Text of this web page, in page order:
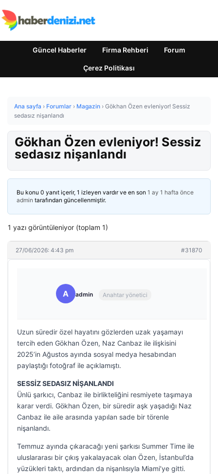
Güncel Haberler Firma Rehberi Forum
Çerez Politikası
Ana sayfa › Forumlar › Magazin › Gökhan Özen evleniyor! Sessiz
sedasız nişanlandı
Gökhan Özen evleniyor! Sessiz
sedasız nişanlandı
Bu konu 0 yanıt içerir, 1 izleyen vardır ve en son 1 ay 1 hafta önce
admin tarafından güncellenmiştir.
1 yazı görüntüleniyor (toplam 1)
27/06/2026: 4:43 pm #31870
A admin Anahtar yönetici
Uzun süredir özel hayatını gözlerden uzak yaşamayı
tercih eden Gökhan Özen, Naz Canbaz ile ilişkisini
2025’in Ağustos ayında sosyal medya hesabından
paylaştığı fotoğraf ile açıklamıştı.
SESSİZ SEDASIZ NİŞANLANDI
Ünlü şarkıcı, Canbaz ile birlikteliğini resmiyete taşımaya
karar verdi. Gökhan Özen, bir süredir aşk yaşadığı Naz
Canbaz ile aile arasında yapılan sade bir törenle
nişanlandı.
Temmuz ayında çıkaracağı yeni şarkısı Summer Time ile
uluslararası bir çıkış yakalayacak olan Özen, İstanbul’da
yüzükleri taktı, ardından da nişanlısıyla Miami’ye gitti.